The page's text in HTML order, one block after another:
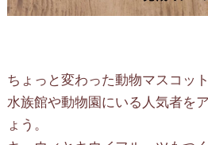
ちょっと変わった動物マスコッ
水族館や動物園にいる人気者を
ょう。